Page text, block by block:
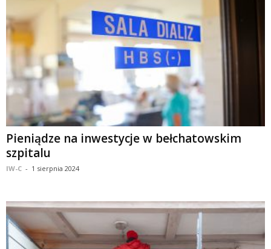
Pieniądze na inwestycje w bełchatowskim
szpitalu
IW-C - 1 sierpnia 2024